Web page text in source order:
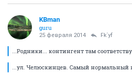
KBman
guru
25 февраля 2014 Fk`yf
...Родники... контингент там
...ул. Челюскинцев. Самый нормальный